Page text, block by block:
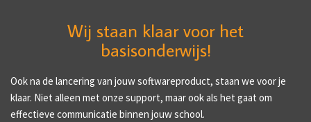
Wij staan klaar voor het
basisonderwijs!
Ook na de lancering van jouw softwareproduct, staan we voor je
klaar. Niet alleen met onze support, maar ook als het gaat om
effectieve communicatie binnen jouw school.